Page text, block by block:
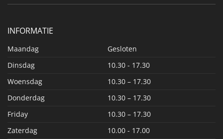
INFORMATIE
Maandag
Gesloten
Dinsdag
10.30 - 17.30
Woensdag
10.30 – 17.30
Donderdag
10.30 – 17.30
Friday
10.30 – 17.30
Zaterdag
10.00 - 17.00